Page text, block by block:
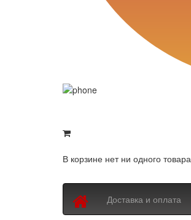
В корзине нет ни одного товара
Доставка и оплата